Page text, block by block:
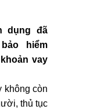
dụng đã
hiểm
vay
không còn
thủ tục